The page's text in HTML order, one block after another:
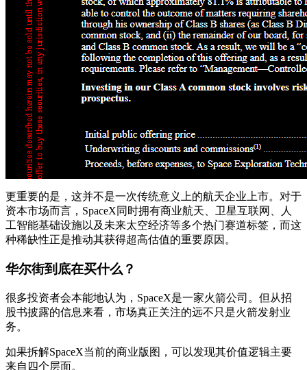
更重要的是，这并不是一次传统意义上的航天企业上市。对于
资本市场而言，SpaceX同时拥有商业航天、卫星互联网、人
工智能基础设施以及未来太空经济等多个热门赛道标签，而这
种稀缺性正是推动其获得超高估值的重要原因。
华尔街到底在买什么？
很多投资者会本能地认为，SpaceX是一家火箭公司。但从招
股书披露的信息来看，市场真正关注的远不只是火箭发射业
务。
如果拆解SpaceX当前的商业版图，可以发现其价值逻辑主要
来自四个层面。